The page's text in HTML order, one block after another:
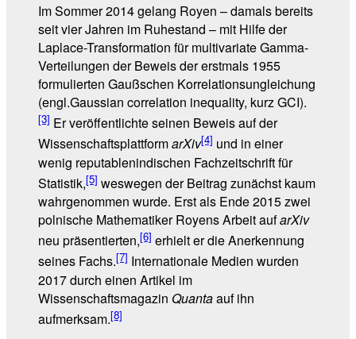
Im Sommer 2014 gelang Royen – damals bereits
seit vier Jahren im Ruhestand – mit Hilfe der
Laplace-Transformation für multivariate Gamma-
Verteilungen der Beweis der erstmals 1955
formulierten Gaußschen Korrelationsungleichung
(engl.Gaussian correlation inequality, kurz GCI).
[3] Er veröffentlichte seinen Beweis auf der
WissenschaftsplattformarXiv[4] und in einer
wenig reputablenindischen Fachzeitschrift für
Statistik,[5] weswegen der Beitrag zunächst kaum
wahrgenommen wurde. Erst als Ende 2015 zwei
polnische Mathematiker Royens Arbeit aufarXiv
neu präsentierten,[6] erhielt er die Anerkennung
seines Fachs.[7] Internationale Medien wurden
2017 durch einen Artikel im
Wissenschaftsmagazin Quantaauf ihn
aufmerksam.[8]